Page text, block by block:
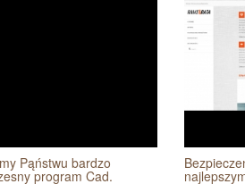
Pąństwu bardzo
program Cad.